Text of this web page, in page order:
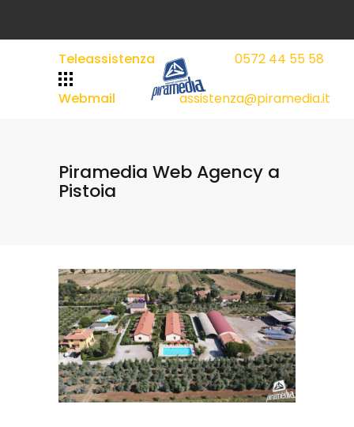
Teleassistenza
Webmail
0572 44 55 58
assistenza@piramedia.it
Piramedia Web Agency a
Pistoia